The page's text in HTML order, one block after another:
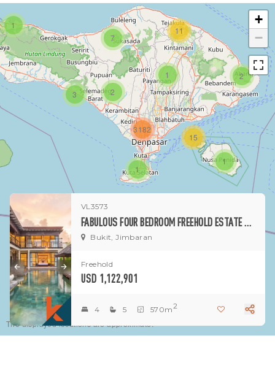
1
1
1
3
7
2
15
11
3182
1
2
+
−
The displayed locations are approximate.
VL3573
FABULOUS FOUR BEDROOM FREEHOLD ESTATE WITH AMAZING OCEAN VIEWS IN JIMBARAN
Bukit, Jimbaran
Freehold
USD 1,122,901
4 5 570m2